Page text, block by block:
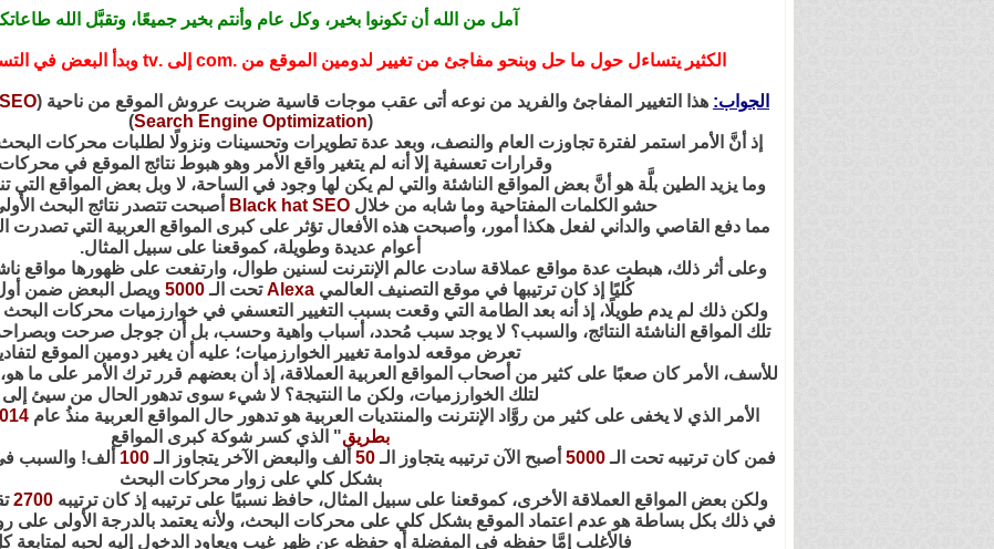
آمل من الله أن تكونوا بخير، وكل عام وأنتم بخير جميعًا، وتقبَّل الله
الكثير يتساءل حول ما حل وبنحو مفاجئ من تغيير لدومين الموقع من .com إلى .tv وبدأ البعض في التساءل، لِمَ هذا؟ وما سببه؟ و... إلخ
الجواب: هذا التغيير المفاجئ والفريد من نوعه أتى عقب موجات قاسية ضربت عروش الموقع من ناحية (SEO
(
Search Engine Optimization
)
إذ أنَّ الأمر استمر لفترة تجاوزت العام والنصف، وبعد عدة تطويرات وتحسينات ونزولًا لطلبات محركات
وقرارات تعسفية إلا أنه لم يتغير واقع الأمر وهو هبوط نتائج الموقع في
وما يزيد الطين بلَّة هو أنَّ بعض المواقع الناشئة والتي لم يكن لها وجود في الساحة، لا وبل بعض المواقع
حشو الكلمات المفتاحية وما شابه من خلال Black hat SEO
أصبحت تتصدر نتائج البحث
مما دفع القاصي والداني لفعل هكذا أمور، وأصبحت هذه الأفعال تؤثر على كبرى المواقع العربية التي تصدرت
أعوام عديدة وطويلة، كموقعنا على سبيل المثال.
وعلى أثر ذلك، هبطت عدة مواقع عملاقة سادت عالم الإنترنت لسنين طوال، وارتفعت على ظهورها مواقع
كُليًا إذ كان ترتيبها في موقع التصنيف العالميAlexa تحت الـ5000 ويصل البعض ضمن
ولكن ذلك لم يدم طويلًا، إذ أنه بعد الطامة التي وقعت بسبب التغيير التعسفي في خوارزميات محركات البحث
تلك المواقع الناشئة النتائج، والسبب؟ لا يوجد سبب مُحدد، أسباب واهية وحسب، بل أن جوجل صرحت وبصراحة
تعرض موقعه لدوامة تغيير الخوارزميات؛ عليه أن يغير دومين الموقع
للأسف، الأمر كان صعبًا على كثير من أصحاب المواقع العربية العملاقة، إذ أن بعضهم قرر ترك الأمر على ما
لتلك الخوارزميات، ولكن ما النتيجة؟ لا شيء سوى تدهور الحال من سيئ إلى
الأمر الذي لا يخفى على كثير من روَّاد الإنترنت والمنتديات العربية هو تدهور حال المواقع العربية منذُ عام
بطريق" الذي كسر شوكة كبرى المواقع
فمن كان ترتيبه تحت الـ5000 أصبح الآن ترتيبه يتجاوز الـ50 ألف والبعض الآخر يتجاوز الـ100 ألف! والسبب
بشكل كلي على زوار محركات البحث
ولكن بعض المواقع العملاقة الأخرى، كموقعنا على سبيل المثال، حافظ نسبيًا على ترتيبه إذ كان ترتيبه2700
في ذلك بكل بساطة هو عدم اعتماد الموقع بشكل كلي على محركات البحث، ولأنه يعتمد بالدرجة الأولى على
فالأغلب إمَّا حفظه في المفضلة أو حفظه عن ظهر غيب ويعاود الدخول إليه لحبه لمتابعة